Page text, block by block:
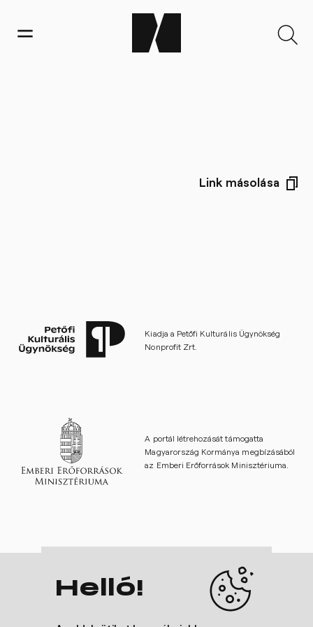
Link másolása
Kiadja a Petőfi Kulturális Ügynökség
Nonprofit Zrt.
A portál létrehozását támogatta
Magyarország Kormánya megbízásából
az Emberi Erőforrások Minisztériuma.
Helló!